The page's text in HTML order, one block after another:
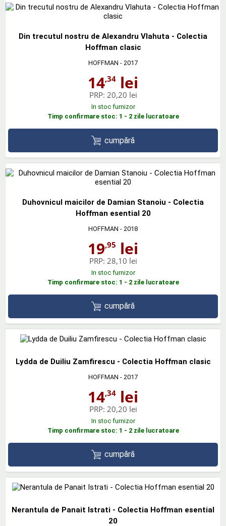
Din trecutul nostru de Alexandru Vlahuta - Colectia
Hoffman clasic
HOFFMAN - 2017
14,34 lei
PRP: 20,20 lei
In stoc furnizor
Timp confirmare stoc: 1 - 2 zile lucratoare
cumpără
Duhovnicul maicilor de Damian Stanoiu - Colectia
Hoffman esential 20
HOFFMAN - 2018
19,95 lei
PRP: 28,10 lei
In stoc furnizor
Timp confirmare stoc: 1 - 2 zile lucratoare
cumpără
Lydda de Duiliu Zamfirescu - Colectia Hoffman clasic
HOFFMAN - 2017
14,34 lei
PRP: 20,20 lei
In stoc furnizor
Timp confirmare stoc: 1 - 2 zile lucratoare
cumpără
Nerantula de Panait Istrati - Colectia Hoffman esential
20